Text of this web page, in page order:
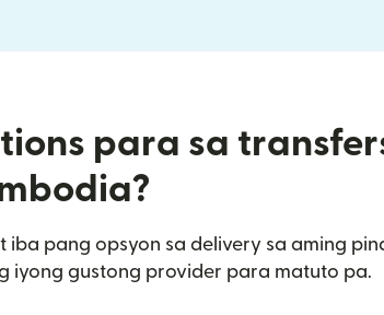
para sa
iba pang opsyon sa delivery sa aming
iyong gustong provider para matuto pa.